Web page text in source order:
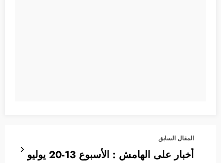
المقال السابق
أخبار على الهامش : الأسبوع 13-20 يوليو